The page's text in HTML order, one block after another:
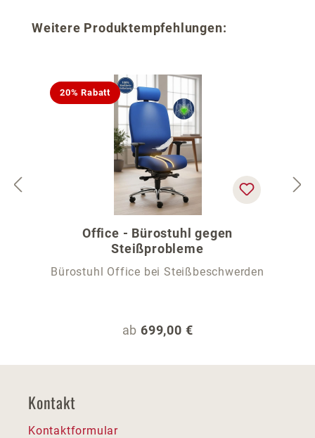
Produktgalerie überspringen
Weitere Produktempfehlungen:
20% Rabatt
Office - Bürostuhl gegen
Steißprobleme
Bürostuhl Office bei Steißbeschwerden
Regulärer Preis:
ab 699,00 €
Kontakt
Kontaktformular